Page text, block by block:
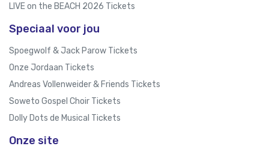
LIVE on the BEACH 2026 Tickets
Speciaal voor jou
Spoegwolf & Jack Parow Tickets
Onze Jordaan Tickets
Andreas Vollenweider & Friends Tickets
Soweto Gospel Choir Tickets
Dolly Dots de Musical Tickets
Onze site